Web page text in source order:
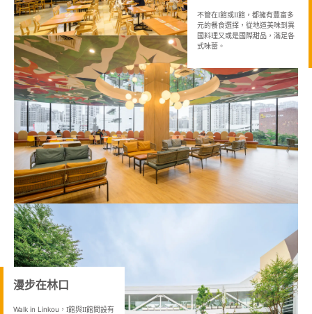
不管在I館或II館，都擁有豐富多
元的餐食選擇，從地道美味到異
國料理又或是國際甜品，滿足各
式味蕾。
漫步在林口
Walk in Linkou， I館與II館間設有